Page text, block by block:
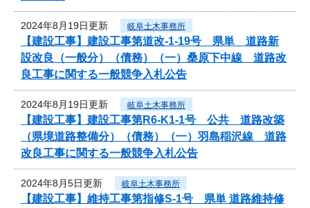
2024年8月19日更新 岐阜土木事務所
【建設工事】建設工事第道改-1-19号 県単 道路新
設改良（一般分）（債務）（一）桑原下中線 道路改
良工事に関する一般競争入札公告
2024年8月19日更新 岐阜土木事務所
【建設工事】建設工事第R6-K1-1号 公共 道路改築
（県境道路整備分）（債務）（一）羽島稲沢線 道路
改良工事に関する一般競争入札公告
2024年8月5日更新 岐阜土木事務所
【建設工事】維持工事第指修S-1号 県単 道路維持修